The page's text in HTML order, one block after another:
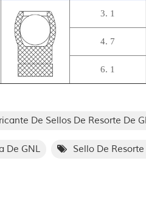
3. 1
4. 7
6. 1
De Sellos De Resorte De
De GNL Sello De